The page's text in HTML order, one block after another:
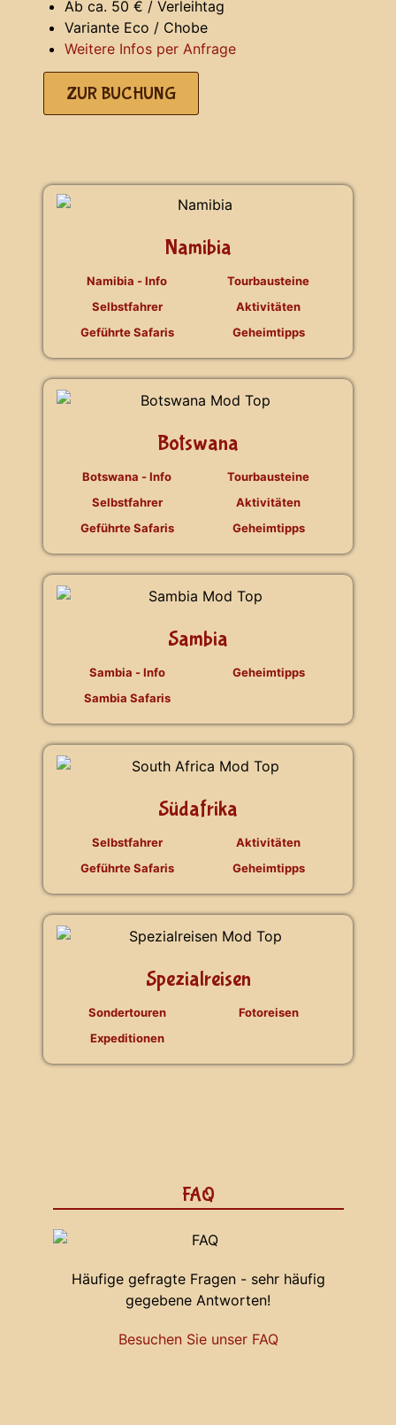
Ab ca. 50 € / Verleihtag
Variante Eco / Chobe
Weitere Infos per Anfrage
ZUR BUCHUNG
Namibia
Namibia - Info
Selbstfahrer
Geführte Safaris
Tourbausteine
Aktivitäten
Geheimtipps
Botswana
Botswana - Info
Selbstfahrer
Geführte Safaris
Tourbausteine
Aktivitäten
Geheimtipps
Sambia
Sambia - Info
Sambia Safaris
Geheimtipps
Südafrika
Selbstfahrer
Geführte Safaris
Aktivitäten
Geheimtipps
Spezialreisen
Sondertouren
Expeditionen
Fotoreisen
FAQ
Häufige gefragte Fragen - sehr häufig
gegebene Antworten!
Besuchen Sie unser FAQ